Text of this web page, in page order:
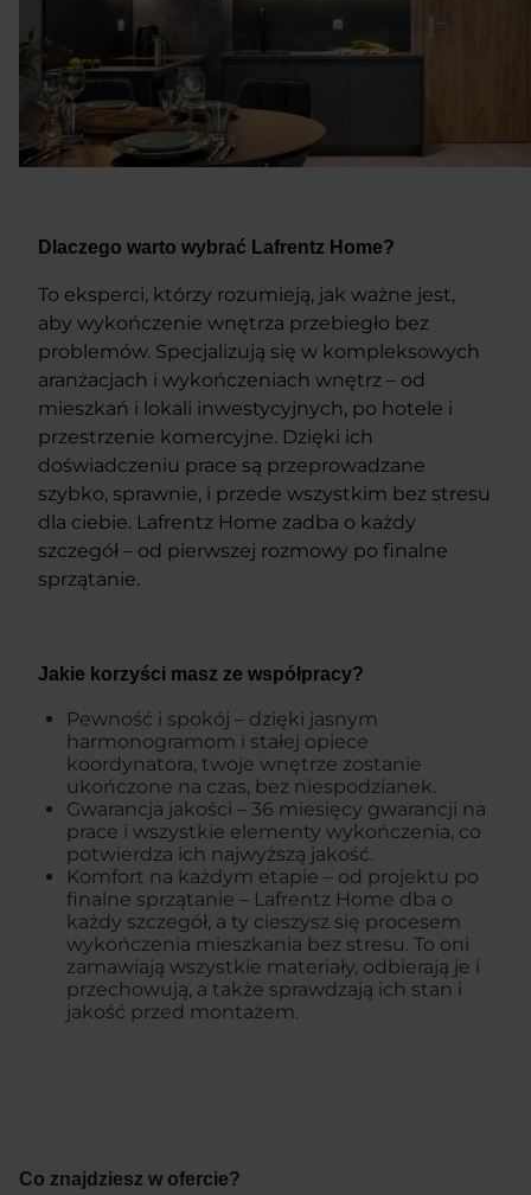
Dlaczego warto wybrać Lafrentz Home?
To eksperci, którzy rozumieją, jak ważne jest,
aby wykończenie wnętrza przebiegło bez
problemów. Specjalizują się w kompleksowych
aranżacjach i wykończeniach wnętrz – od
mieszkań i lokali inwestycyjnych, po hotele i
przestrzenie komercyjne. Dzięki ich
doświadczeniu prace są przeprowadzane
szybko, sprawnie, i przede wszystkim bez stresu
dla ciebie. Lafrentz Home zadba o każdy
szczegół – od pierwszej rozmowy po finalne
sprzątanie.
Jakie korzyści masz ze współpracy?
Pewność i spokój – dzięki jasnym
harmonogramom i stałej opiece
koordynatora, twoje wnętrze zostanie
ukończone na czas, bez niespodzianek.
Gwarancja jakości – 36 miesięcy gwarancji na
prace i wszystkie elementy wykończenia, co
potwierdza ich najwyższą jakość.
Komfort na każdym etapie – od projektu po
finalne sprzątanie – Lafrentz Home dba o
każdy szczegół, a ty cieszysz się procesem
wykończenia mieszkania bez stresu. To oni
zamawiają wszystkie materiały, odbierają je i
przechowują, a także sprawdzają ich stan i
jakość przed montażem.
Co znajdziesz w ofercie?